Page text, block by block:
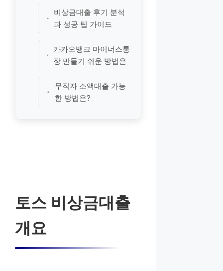
비상금대출 후기 분석
과 성공 팁 가이드
카카오뱅크 마이너스통
장 만들기 쉬운 방법은
무직자 소액대출 가능
한 방법은?
토스 비상금대출
개요